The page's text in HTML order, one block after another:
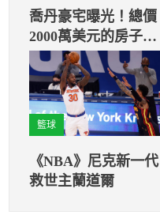
喬丹豪宅曝光！總價
2000萬美元的房子包
含正規籃球場與高爾
夫球場
籃球
《NBA》尼克新一代
救世主蘭道爾